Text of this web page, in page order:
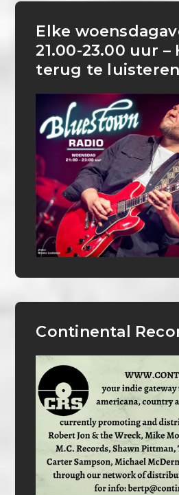
Elke
21.00-23.00 uur –
terug te luisteren
Continental